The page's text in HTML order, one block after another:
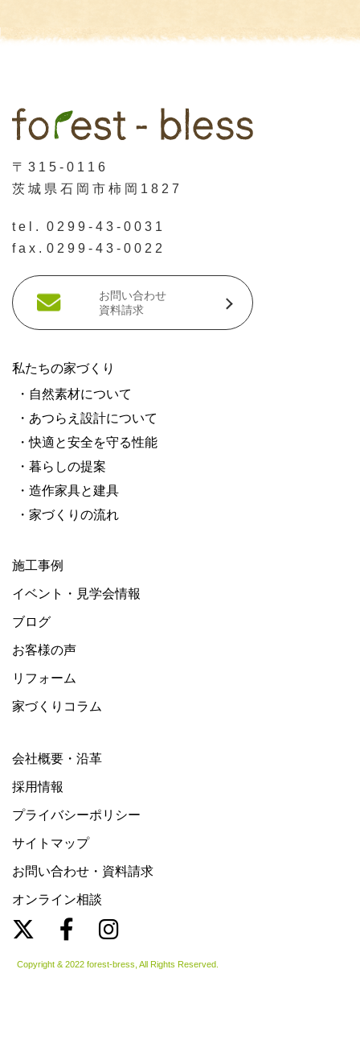
〒315-0116
茨城県石岡市柿岡1827
tel.
0299-43-0031
fax. 0299-43-0022
お問い合わせ
資料請求
私たちの家づくり
・自然素材について
・あつらえ設計について
・快適と安全を守る性能
・暮らしの提案
・造作家具と建具
・家づくりの流れ
施工事例
イベント・見学会情報
ブログ
お客様の声
リフォーム
家づくりコラム
会社概要・沿革
採用情報
プライバシーポリシー
サイトマップ
お問い合わせ・資料請求
オンライン相談
Copyright & 2022 forest-bress, All Rights Reserved.